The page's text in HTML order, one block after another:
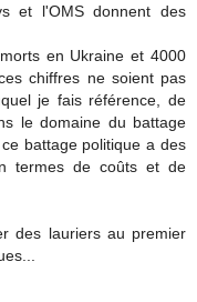
et l'OMS donnent des
en Ukraine et 4000
chiffres ne soient pas
je fais référence, de
le domaine du battage
battage politique a des
termes de coûts et de
des lauriers au premier